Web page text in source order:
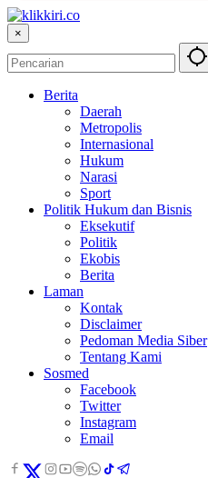
×
Berita
Daerah
Metropolis
Internasional
Hukum
Narasi
Sport
Politik Hukum dan Bisnis
Eksekutif
Politik
Ekobis
Berita
Laman
Kontak
Disclaimer
Pedoman Media Siber
Tentang Kami
Sosmed
Facebook
Twitter
Instagram
Email